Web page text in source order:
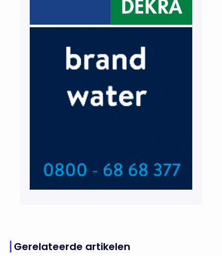
Gerelateerde artikelen